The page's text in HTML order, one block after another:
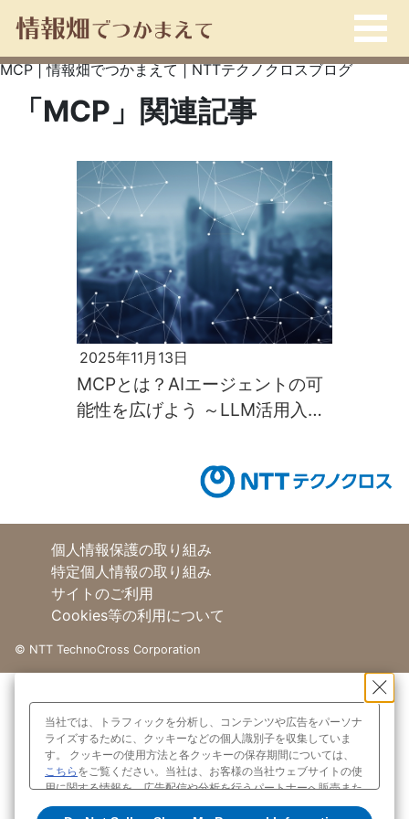
MCP | 情報畑でつかまえて | NTTテクノクロスブログ
「MCP」関連記事
2025年11月13日
MCPとは？AIエージェントの可
能性を広げよう ～LLM活用入門
個人情報保護の取り組み
特定個人情報の取り組み
サイトのご利用
Cookies等の利用について
© NTT TechnoCross Corporation
当社では、トラフィックを分析し、コンテンツや広告をパーソナ
ライズするために、クッキーなどの個人識別子を収集していま
す。 クッキーの使用方法と各クッキーの保存期間については、
こちら をご覧ください。当社は、お客様の当社ウェブサイトの使
用に関する情報を、広告配信や分析を行うパートナーへ販売また
は共有する場合があり、これらのパートナーは、お客様がパート